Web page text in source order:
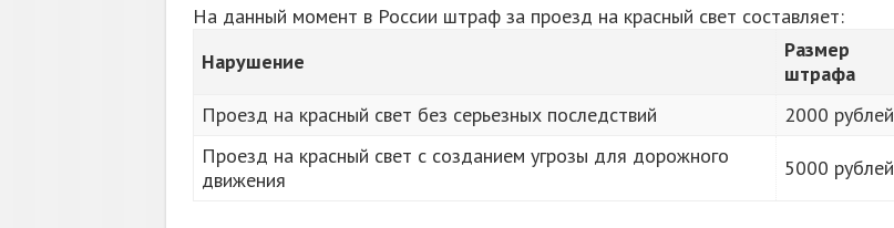
На данный момент в России штраф за проезд на красный свет составляет:
Нарушение
Размер
штрафа
Проезд на красный свет без серьезных последствий
2000 рублей
Проезд на красный свет с созданием угрозы для дорожного
движения
5000 рублей